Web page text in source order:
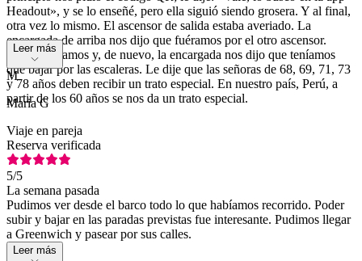
Headout», y se lo enseñé, pero ella siguió siendo grosera. Y al final,
otra vez lo mismo. El ascensor de salida estaba averiado. La
encargada de arriba nos dijo que fuéramos por el otro ascensor.
Genial, bajamos y, de nuevo, la encargada nos dijo que teníamos
que bajar por las escaleras. Le dije que las señoras de 68, 69, 71, 73
y 78 años deben recibir un trato especial. En nuestro país, Perú, a
partir de los 60 años se nos da un trato especial.
Leer más
M
Maria G
Viaje en pareja
Reserva verificada
5/5
La semana pasada
Pudimos ver desde el barco todo lo que habíamos recorrido. Poder
subir y bajar en las paradas previstas fue interesante. Pudimos llegar
a Greenwich y pasear por sus calles.
Leer más